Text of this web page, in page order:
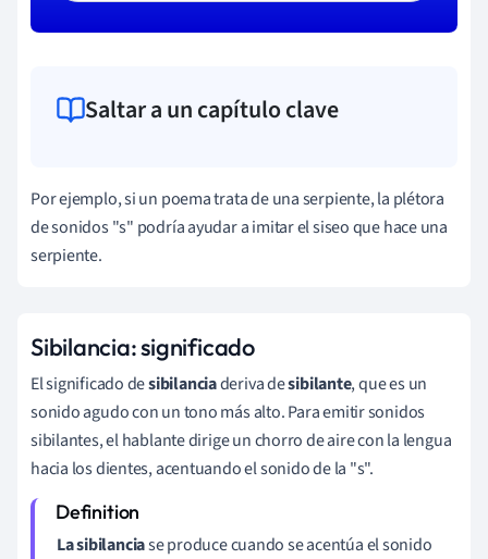
Saltar a un capítulo clave
Por ejemplo, si un poema trata de una serpiente, la plétora
de sonidos "s" podría ayudar a imitar el siseo que hace una
serpiente.
Sibilancia: significado
El significado desibilanciaderiva desibilante, que es un
sonido agudo con un tono más alto. Para emitir sonidos
sibilantes, el hablante dirige un chorro de aire con la lengua
hacia los dientes, acentuando el sonido de la "s".
La sibilanciase produce cuando se acentúa el sonido